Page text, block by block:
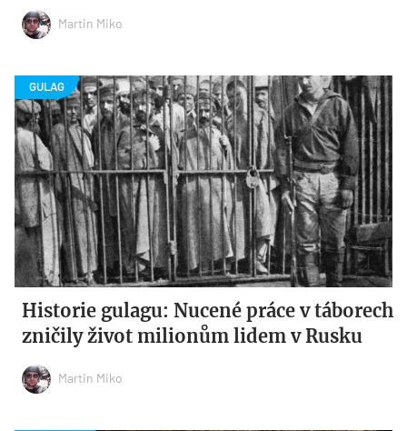
Martin Miko
Historie gulagu: Nucené práce v táborech
zničily život milionům lidem v Rusku
Martin Miko